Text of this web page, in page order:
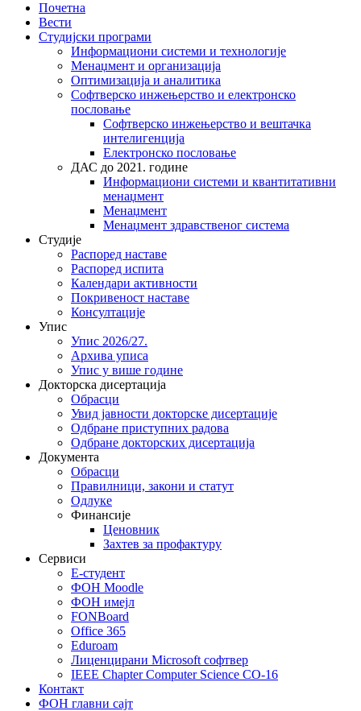
Почетна
Вести
Студијски програми
Информациони системи и технологије
Менаџмент и организација
Оптимизација и аналитика
Софтверско инжењерство и електронско
пословање
Софтверско инжењерство и вештачка
интелигенција
Електронско пословање
ДАС до 2021. године
Информациони системи и квантитативни
менаџмент
Менаџмент
Менаџмент здравственог система
Студије
Распоред наставе
Распоред испита
Календари активности
Покривеност наставе
Консултације
Упис
Упис 2026/27.
Архива уписа
Упис у више године
Докторска дисертација
Обрасци
Увид јавности докторске дисертације
Одбране приступних радова
Одбране докторских дисертација
Документа
Обрасци
Правилници, закони и статут
Одлуке
Финансије
Ценовник
Захтев за профактуру
Сервиси
Е-студент
ФОН Moodle
ФОН имејл
FONBoard
Office 365
Eduroam
Лиценцирани Microsoft софтвер
IEEE Chapter Computer Science CO-16
Контакт
ФОН главни сајт